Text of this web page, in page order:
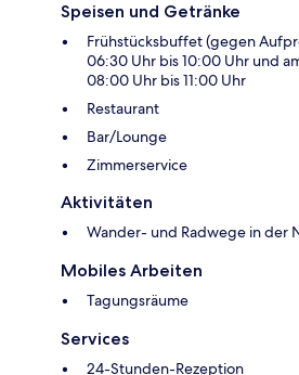
Speisen und Getränke
Frühstücksbuffet (gegen
06:30 Uhr bis 10:00 Uhr und
08:00 Uhr bis 11:00 Uhr
Restaurant
Bar/Lounge
Zimmerservice
Aktivitäten
Wander- und Radwege in der
Mobiles Arbeiten
Tagungsräume
Services
24-Stunden-Rezeption